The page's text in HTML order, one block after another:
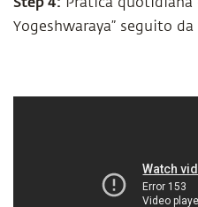
Yogeshwaraya” seguito da